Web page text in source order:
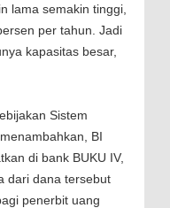
lama semakin tinggi,
per tahun. Jadi
kapasitas besar,
Sistem
BI
di bank BUKU IV,
dari dana tersebut
penerbit uang